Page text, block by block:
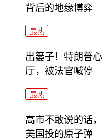
背后的地缘博弈
最热
出篓子！特朗普
厅，被法官喊停
最热
高市不敢说的话
美国投的原子弹